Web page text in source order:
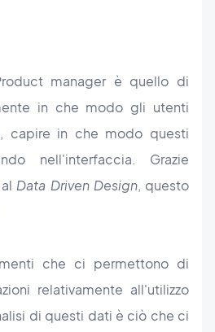
manager è quello di
in che modo gli utenti
capire in che modo questi
nell'interfaccia. Grazie
Data Driven Design, questo
che ci permettono di
relativamente all'utilizzo
di questi dati è ciò che ci